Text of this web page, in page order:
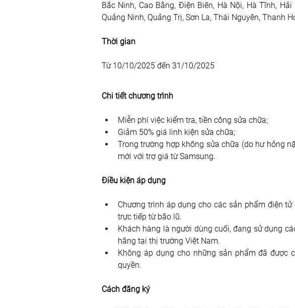
Bắc Ninh, Cao Bằng, Điện Biên, Hà Nội, Hà Tĩnh,
Quảng Ninh, Quảng Trị, Sơn La, Thái Nguyên, Thanh
Thời gian
Từ 10/10/2025 đến 31/10/2025
Chi tiết chương trình
Miễn phí việc kiểm tra, tiền công sửa chữa;
Giảm 50% giá linh kiện sửa chữa;
Trong trường hợp không sửa chữa (do hư hỏng
mới với trợ giá từ Samsung.
Điều kiện áp dụng
Chương trình áp dụng cho các sản phẩm điện
trực tiếp từ bão lũ.
Khách hàng là người dùng cuối, đang sử dụng
hãng tại thị trường Việt Nam.
Không áp dụng cho những sản phẩm đã
quyền.
Cách đăng ký